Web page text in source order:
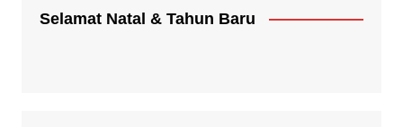
Selamat Natal & Tahun Baru